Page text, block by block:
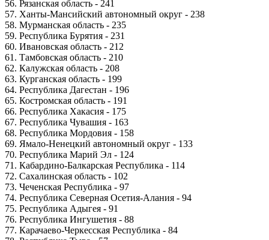
56. Рязанская область - 241
57. Ханты-Мансийский автономный округ - 238
58. Мурманская область - 235
59. Республика Бурятия - 231
60. Ивановская область - 212
61. Тамбовская область - 210
62. Калужская область - 208
63. Курганская область - 199
64. Республика Дагестан - 196
65. Костромская область - 191
66. Республика Хакасия - 175
67. Республика Чувашия - 163
68. Республика Мордовия - 158
69. Ямало-Ненецкий автономный округ - 133
70. Республика Марий Эл - 124
71. Кабардино-Балкарская Республика - 114
72. Сахалинская область - 102
73. Чеченская Республика - 97
74. Республика Северная Осетия-Алания - 94
75. Республика Адыгея - 91
76. Республика Ингушетия - 88
77. Карачаево-Черкесская Республика - 84